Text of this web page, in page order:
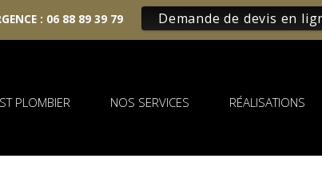
PLOMBIER NOS SERVICES RÉALISATIONS
: 06 88 89 39 79 Demande de devis en